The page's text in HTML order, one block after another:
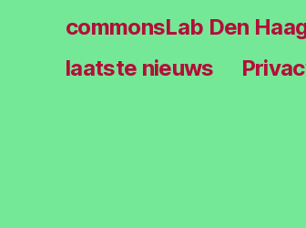
commonsLab Den
laatste nieuws